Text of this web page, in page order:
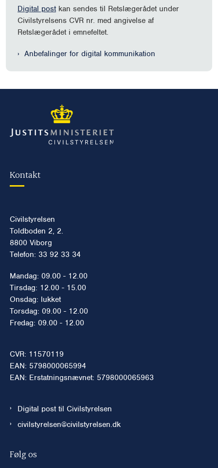
Digital postkan sendes til Retslægerådet under
Civilstyrelsens CVR nr. med angivelse af
Retslægerådet i emnefeltet.
Anbefalinger for digital kommunikation
Kontakt
Civilstyrelsen
Toldboden 2, 2.
8800 Viborg
Telefon: 33 92 33 34
Mandag: 09.00 - 12.00
Tirsdag: 12.00 - 15.00
Onsdag: lukket
Torsdag: 09.00 - 12.00
Fredag: 09.00 - 12.00
CVR: 11570119
EAN: 5798000065994
EAN: Erstatningsnævnet: 5798000065963
Digital post til Civilstyrelsen
civilstyrelsen@civilstyrelsen.dk
Følg os